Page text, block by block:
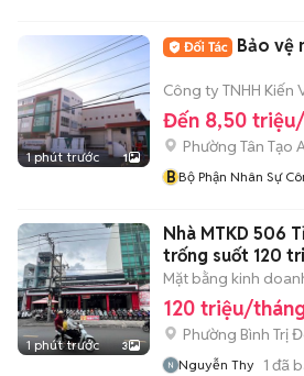
1 phút trước 1
Bảo vệ
Công ty TNHH Kiến
Đến 8,50
Phường Tân Tạo
BBộ Phận Nhân Sự
1 phút trước 3
Nhà MTKD 506
trống suốt 120
Mặt bằng kinh
120 triệu/
Phường Bình Trị
Nguyễn Thy 1 đã